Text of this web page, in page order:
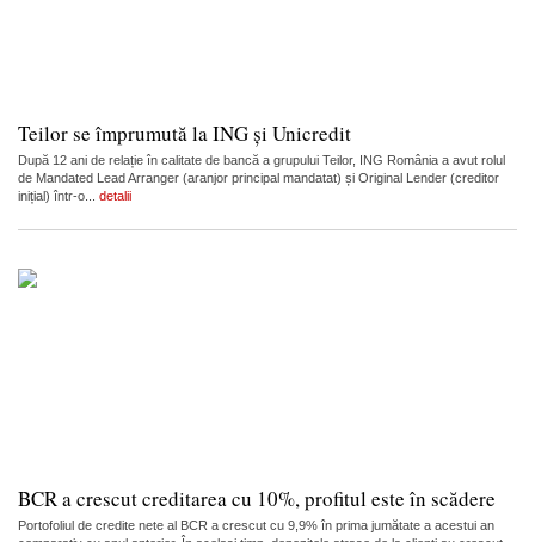
Teilor se împrumută la ING și Unicredit
După 12 ani de relație în calitate de bancă a grupului Teilor, ING România a avut rolul
de Mandated Lead Arranger (aranjor principal mandatat) și Original Lender (creditor
inițial) într-o... detalii
BCR a crescut creditarea cu 10%, profitul este în scădere
Portofoliul de credite nete al BCR a crescut cu 9,9% în prima jumătate a acestui an